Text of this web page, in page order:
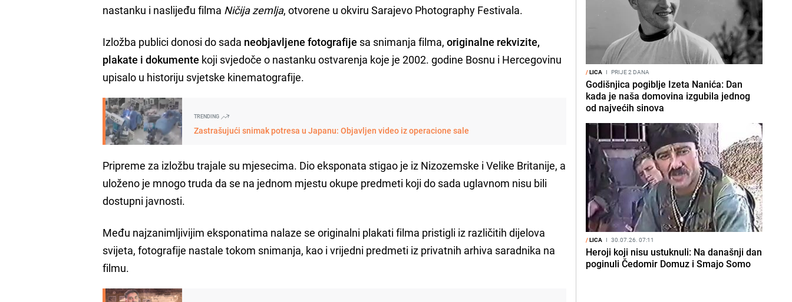
nastanku i naslijeđu filma Ničija zemlja, otvorene u okviru Sarajevo Photography Festivala.
Izložba publici donosi do sada neobjavljene fotografije sa snimanja filma,originalne rekvizite,
plakate i dokumente koji svjedoče o nastanku ostvarenja koje je 2002. godine Bosnu i Hercegovinu
upisalo u historiju svjetske kinematografije.
TRENDING
Zastrašujući snimak potresa u Japanu: Objavljen video iz operacione sale
Pripreme za izložbu trajale su mjesecima. Dio eksponata stigao je iz Nizozemske i Velike Britanije, a
uloženo je mnogo truda da se na jednom mjestu okupe predmeti koji do sada uglavnom nisu bili
dostupni javnosti.
Među najzanimljivijim eksponatima nalaze se originalni plakati filma pristigli iz različitih dijelova
svijeta, fotografije nastale tokom snimanja, kao i vrijedni predmeti iz privatnih arhiva saradnika na
filmu.
/LICA I PRIJE 2 DANA
Godišnjica pogiblje Izeta Nanića: Dan
kada je naša domovina izgubila jednog
od najvećih sinova
/LICA I 30.07.26. 07:11
Heroji koji nisu ustuknuli: Na današnji dan
poginuli Čedomir Domuz i Smajo Somo